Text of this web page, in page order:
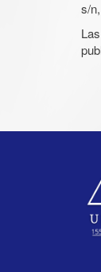
s/